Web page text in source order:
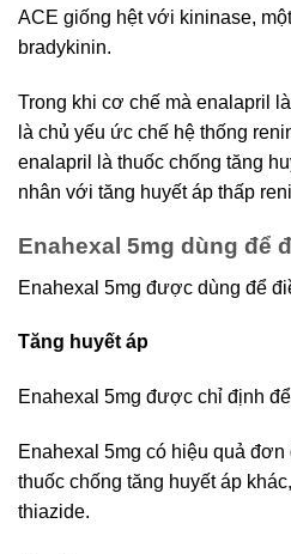
ACE giống hệt với kininase,
bradykinin.
Trong khi cơ chế mà enalapril
là chủ yếu ức chế hệ thống
enalapril là thuốc chống tăng
nhân với tăng huyết áp thấp
Enahexal 5mg dùng để
Enahexal 5mg được dùng để
Tăng huyết áp
Enahexal 5mg được chỉ định
Enahexal 5mg có hiệu quả
thuốc chống tăng huyết áp
thiazide.